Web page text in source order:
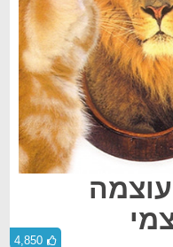
עוצמה
4,850